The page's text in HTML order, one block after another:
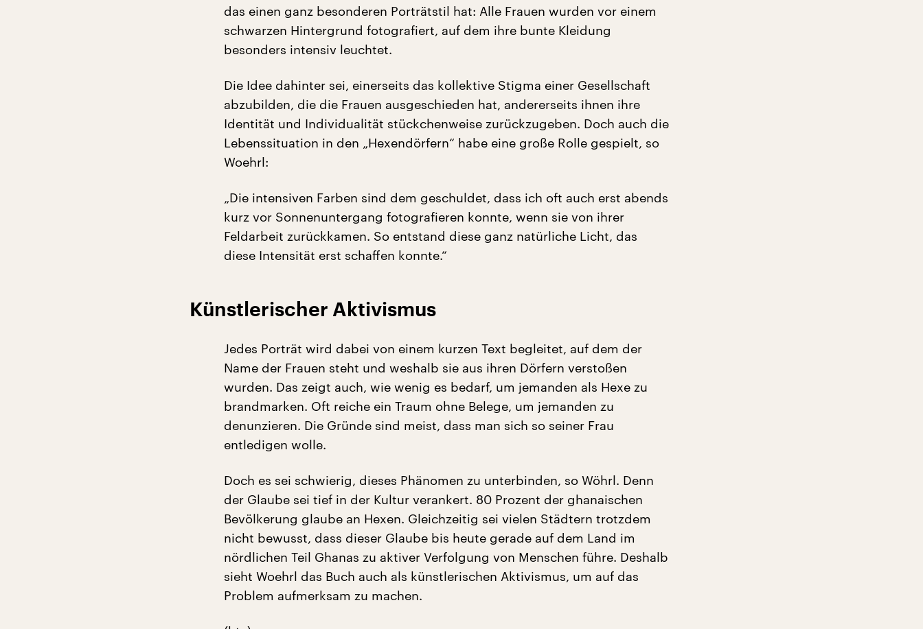
das einen ganz besonderen Porträtstil hat: Alle Frauen wurden vor einem
schwarzen Hintergrund fotografiert, auf dem ihre bunte Kleidung
besonders intensiv leuchtet.
Die Idee dahinter sei, einerseits das kollektive Stigma einer Gesellschaft
abzubilden, die die Frauen ausgeschieden hat, andererseits ihnen ihre
Identität und Individualität stückchenweise zurückzugeben. Doch auch die
Lebenssituation in den „Hexendörfern“ habe eine große Rolle gespielt, so
Woehrl:
„Die intensiven Farben sind dem geschuldet, dass ich oft auch erst abends
kurz vor Sonnenuntergang fotografieren konnte, wenn sie von ihrer
Feldarbeit zurückkamen. So entstand diese ganz natürliche Licht, das
diese Intensität erst schaffen konnte.“
Künstlerischer Aktivismus
Jedes Porträt wird dabei von einem kurzen Text begleitet, auf dem der
Name der Frauen steht und weshalb sie aus ihren Dörfern verstoßen
wurden. Das zeigt auch, wie wenig es bedarf, um jemanden als Hexe zu
brandmarken. Oft reiche ein Traum ohne Belege, um jemanden zu
denunzieren. Die Gründe sind meist, dass man sich so seiner Frau
entledigen wolle.
Doch es sei schwierig, dieses Phänomen zu unterbinden, so Wöhrl. Denn
der Glaube sei tief in der Kultur verankert. 80 Prozent der ghanaischen
Bevölkerung glaube an Hexen. Gleichzeitig sei vielen Städtern trotzdem
nicht bewusst, dass dieser Glaube bis heute gerade auf dem Land im
nördlichen Teil Ghanas zu aktiver Verfolgung von Menschen führe. Deshalb
sieht Woehrl das Buch auch als künstlerischen Aktivismus, um auf das
Problem aufmerksam zu machen.